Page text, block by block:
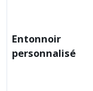
Entonnoir
personnalisé